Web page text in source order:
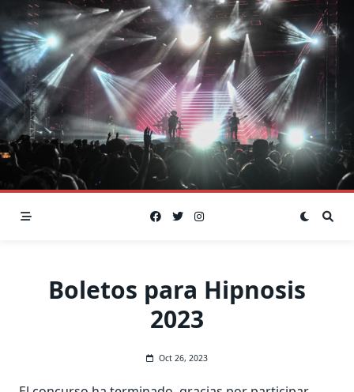
to
content
Boletos para Hipnosis
2023
Oct 26, 2023